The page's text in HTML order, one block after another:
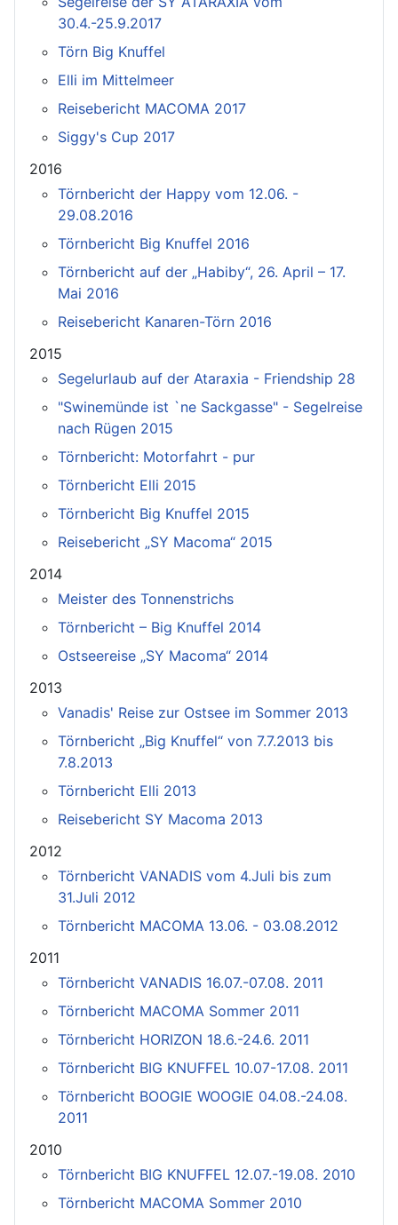
30.4.-25.9.2017
Törn Big Knuffel
Elli im Mittelmeer
Reisebericht MACOMA 2017
Siggy's Cup 2017
2016
Törnbericht der Happy vom 12.06. -
29.08.2016
Törnbericht Big Knuffel 2016
Törnbericht auf der „Habiby“, 26. April – 17.
Mai 2016
Reisebericht Kanaren-Törn 2016
2015
Segelurlaub auf der Ataraxia - Friendship 28
"Swinemünde ist `ne Sackgasse" - Segelreise
nach Rügen 2015
Törnbericht: Motorfahrt - pur
Törnbericht Elli 2015
Törnbericht Big Knuffel 2015
Reisebericht „SY Macoma“ 2015
2014
Meister des Tonnenstrichs
Törnbericht – Big Knuffel 2014
Ostseereise „SY Macoma“ 2014
2013
Vanadis' Reise zur Ostsee im Sommer 2013
Törnbericht „Big Knuffel“ von 7.7.2013 bis
7.8.2013
Törnbericht Elli 2013
Reisebericht SY Macoma 2013
2012
Törnbericht VANADIS vom 4.Juli bis zum
31.Juli 2012
Törnbericht MACOMA 13.06. - 03.08.2012
2011
Törnbericht VANADIS 16.07.-07.08. 2011
Törnbericht MACOMA Sommer 2011
Törnbericht HORIZON 18.6.-24.6. 2011
Törnbericht BIG KNUFFEL 10.07-17.08. 2011
Törnbericht BOOGIE WOOGIE 04.08.-24.08.
2011
2010
Törnbericht BIG KNUFFEL 12.07.-19.08. 2010
Törnbericht MACOMA Sommer 2010